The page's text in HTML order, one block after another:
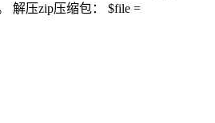
解压zip压缩包： $file =